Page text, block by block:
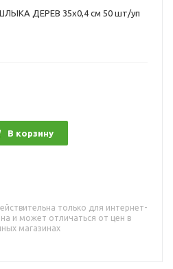
ДЕРЕВ 35х0,4 см 50 шт/уп
В корзину
только для интернет-
и может отличаться от цен в
магазинах